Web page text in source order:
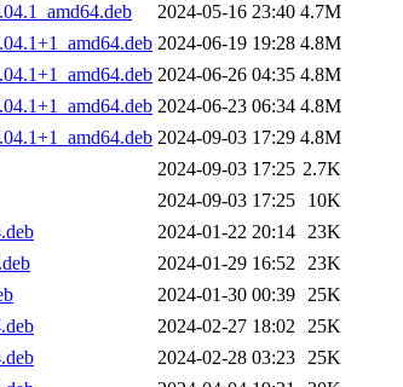
2024-05-16 23:40 4.7M
2024-06-19 19:28 4.8M
2024-06-26 04:35 4.8M
2024-06-23 06:34 4.8M
2024-09-03 17:29 4.8M
2024-09-03 17:25 2.7K
2024-09-03 17:25
10K
2024-01-22 20:14 23K
2024-01-29 16:52 23K
2024-01-30 00:39 25K
2024-02-27 18:02 25K
2024-02-28 03:23 25K